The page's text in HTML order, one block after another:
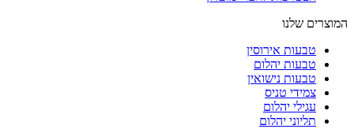
המוצרים שלנו
טבעות אירוסין
טבעות יהלום
טבעות נישואין
צמידי טניס
עגילי יהלום
תליוני יהלום